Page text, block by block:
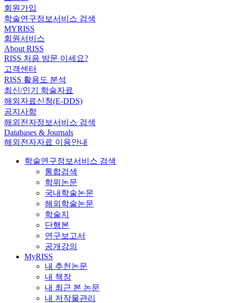
회원가입
학술연구정보서비스 검색
MYRISS
회원서비스
About RISS
RISS 처음 방문 이세요?
고객센터
RISS 활용도 분석
최신/인기 학술자료
해외자료신청(E-DDS)
공지사항
해외전자정보서비스 검색
Databases & Journals
해외전자자료 이용안내
학술연구정보서비스 검색
통합검색
학위논문
국내학술논문
해외학술논문
학술지
단행본
연구보고서
공개강의
MyRISS
내 추천논문
내 책장
내 최근 본 논문
내 저작물관리